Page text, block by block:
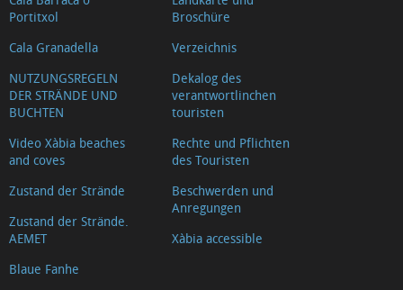
Portitxol
Cala Granadella
NUTZUNGSREGELN
DER STRÄNDE UND
BUCHTEN
Video Xàbia beaches
and coves
Zustand der Strände
Zustand der Strände.
AEMET
Blaue Fanhe
Broschüre
Verzeichnis
Dekalog des
verantwortlinchen
touristen
Rechte und Pflichten
des Touristen
Beschwerden und
Anregungen
Xàbia accessible